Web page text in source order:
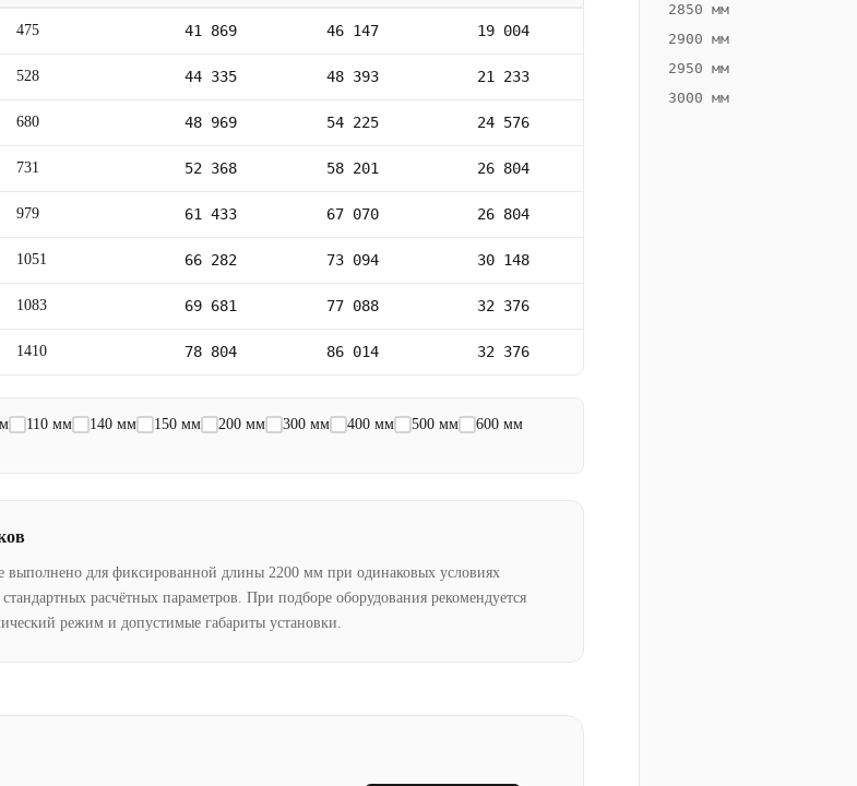
475 41 869 46 147 19 004
528 44 335 48 393 21 233
680 48 969 54 225 24 576
731 52 368 58 201 26 804
979 61 433 67 070 26 804
1051 66 282 73 094 30 148
1083 69 681 77 088 32 376
1410 78 804 86 014 32 376
110 мм 140 мм 150 мм 200 мм 300 мм 400 мм 500 мм 600 мм
выполнено для фиксированной длины 2200 мм при одинаковых условиях
расчётных параметров. При подборе оборудования рекомендуется
режим и допустимые габариты установки.
2850 мм
2900 мм
2950 мм
3000 мм